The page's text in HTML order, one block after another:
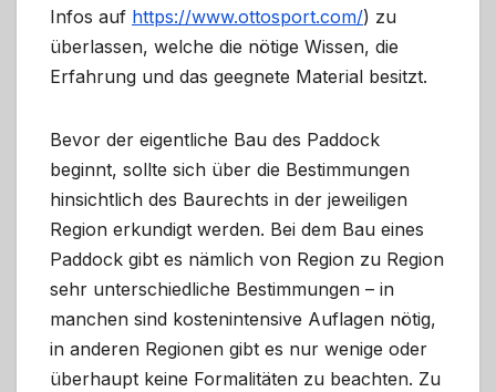
Infos auf https://www.ottosport.com/) zu
überlassen, welche die nötige Wissen, die
Erfahrung und das geegnete Material besitzt.
Bevor der eigentliche Bau des Paddock
beginnt, sollte sich über die Bestimmungen
hinsichtlich des Baurechts in der jeweiligen
Region erkundigt werden. Bei dem Bau eines
Paddock gibt es nämlich von Region zu Region
sehr unterschiedliche Bestimmungen – in
manchen sind kostenintensive Auflagen nötig,
in anderen Regionen gibt es nur wenige oder
überhaupt keine Formalitäten zu beachten. Zu